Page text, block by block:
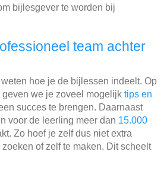
bijlesgever te worden bij
team achter
hoe je de bijlessen indeelt. Op
we je zoveel mogelijk tips en
succes te brengen. Daarnaast
voor de leerling meer dan 15.000
Zo hoef je zelf dus niet extra
of zelf te maken. Dit scheelt